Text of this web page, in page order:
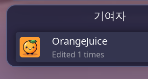
기여자
OrangeJuice
Edited 1 times